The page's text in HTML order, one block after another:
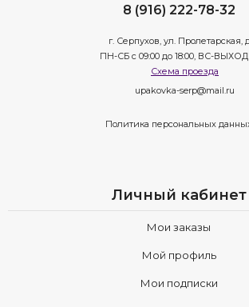
8 (916) 222-78-32
г. Серпухов, ул. Пролетарская,
ПН-СБ с 09:00 до 18:00, ВС-
Схема проезда
upakovka-serp@mail.ru
Политика персональных
Личный кабинет
Мои заказы
Мой профиль
Мои подписки